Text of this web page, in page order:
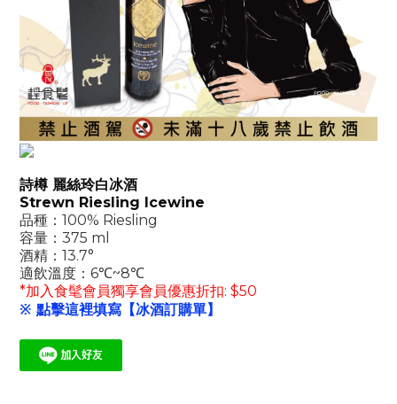
詩樽 麗絲玲白冰酒
Strewn Riesling Icewine
品種：100% Riesling
容量：375 ml
酒精：13.7°
適飲溫度：6℃~8℃
*加入食髦會員獨享會員優惠折扣: $50
※ 點擊這裡填寫【冰酒訂購單】